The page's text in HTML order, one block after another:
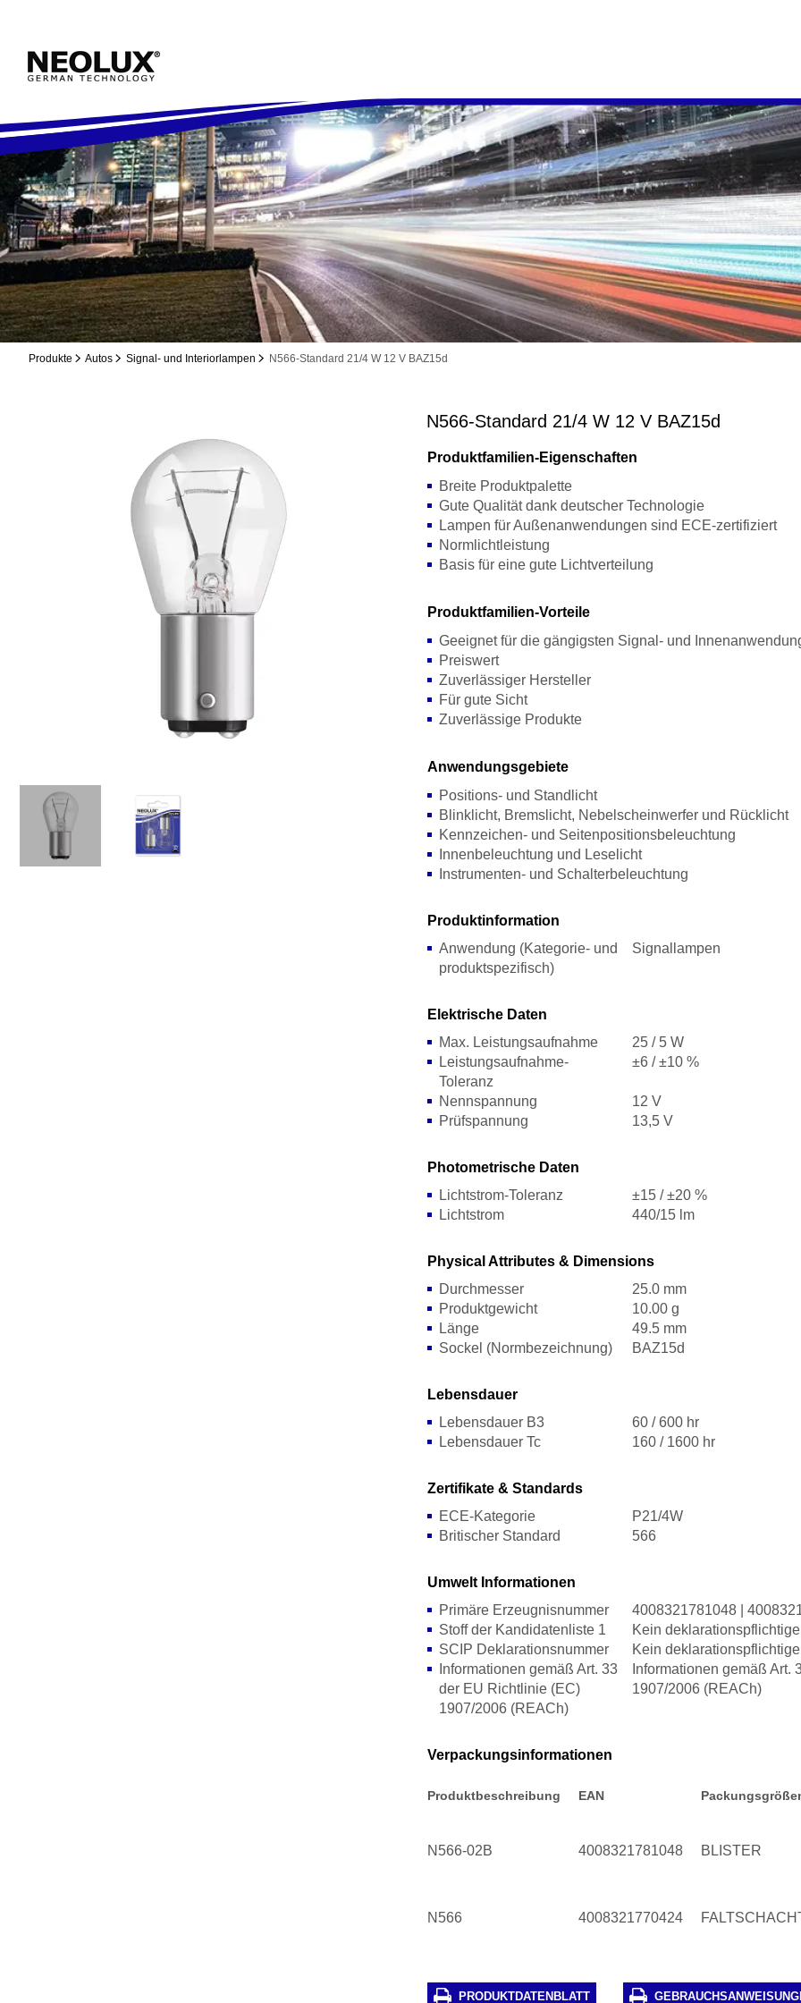
Produkte Autos Signal- und Interiorlampen N566-Standard 21/4 W 12 V BAZ15d
N566-Standard 21/4 W 12 V BAZ15d
Produktfamilien-Eigenschaften
Breite Produktpalette
Gute Qualität dank deutscher Technologie
Lampen für Außenanwendungen sind ECE-zertifiziert
Normlichtleistung
Basis für eine gute Lichtverteilung
Produktfamilien-Vorteile
Geeignet für die gängigsten Signal- und
Preiswert
Zuverlässiger Hersteller
Für gute Sicht
Zuverlässige Produkte
Anwendungsgebiete
Positions- und Standlicht
Blinklicht, Bremslicht, Nebelscheinwerfer und Rücklicht
Kennzeichen- und Seitenpositionsbeleuchtung
Innenbeleuchtung und Leselicht
Instrumenten- und Schalterbeleuchtung
Produktinformation
Anwendung (Kategorie- und
produktspezifisch)
Signallampen
Elektrische Daten
Max. Leistungsaufnahme
25 / 5 W
Leistungsaufnahme-
Toleranz
±6 / ±10 %
Nennspannung
12 V
Prüfspannung
13,5 V
Photometrische Daten
Lichtstrom-Toleranz
±15 / ±20 %
Lichtstrom
440/15 lm
Physical Attributes & Dimensions
Durchmesser
25.0 mm
Produktgewicht
10.00 g
Länge
49.5 mm
Sockel (Normbezeichnung)
BAZ15d
Lebensdauer
Lebensdauer B3
60 / 600 hr
Lebensdauer Tc
160 / 1600 hr
Zertifikate & Standards
ECE-Kategorie
P21/4W
Britischer Standard
566
Umwelt Informationen
Primäre Erzeugnisnummer
4008321781048 |
Stoff der Kandidatenliste 1
Kein
SCIP Deklarationsnummer
Kein
Informationen gemäß Art. 33
der EU Richtlinie (EC)
1907/2006 (REACh)
Informationen gemäß
1907/2006 (REACh)
Verpackungsinformationen
Produktbeschreibung EAN
N566-02B 4008321781048 BLISTER
N566 4008321770424
PRODUKTDATENBLATT